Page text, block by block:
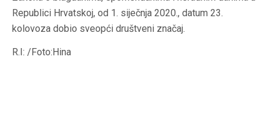
Republici Hrvatskoj, od 1. siječnja 2020., datum 23.
kolovoza dobio sveopći društveni značaj.
R.I: /Foto:Hina